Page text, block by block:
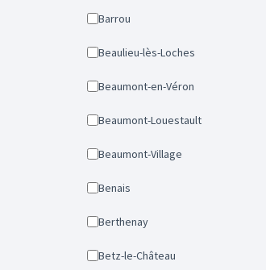
Barrou
Beaulieu-lès-Loches
Beaumont-en-Véron
Beaumont-Louestault
Beaumont-Village
Benais
Berthenay
Betz-le-Château